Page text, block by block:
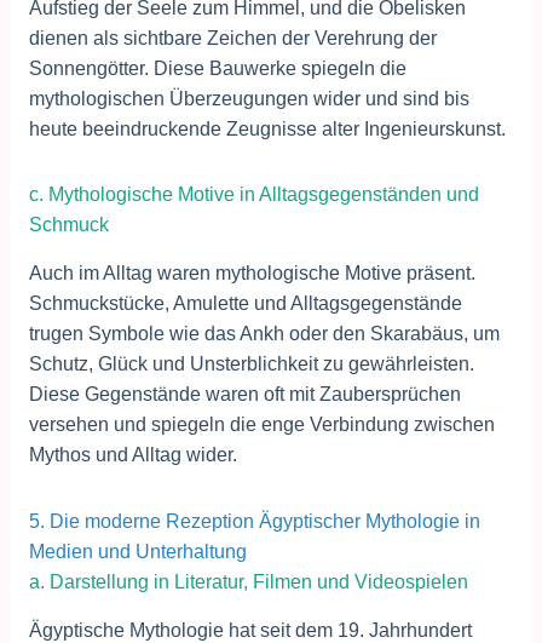
Aufstieg der Seele zum Himmel, und die Obelisken
dienen als sichtbare Zeichen der Verehrung der
Sonnengötter. Diese Bauwerke spiegeln die
mythologischen Überzeugungen wider und sind bis
heute beeindruckende Zeugnisse alter Ingenieurskunst.
c. Mythologische Motive in Alltagsgegenständen und
Schmuck
Auch im Alltag waren mythologische Motive präsent.
Schmuckstücke, Amulette und Alltagsgegenstände
trugen Symbole wie das Ankh oder den Skarabäus, um
Schutz, Glück und Unsterblichkeit zu gewährleisten.
Diese Gegenstände waren oft mit Zaubersprüchen
versehen und spiegeln die enge Verbindung zwischen
Mythos und Alltag wider.
5. Die moderne Rezeption Ägyptischer Mythologie in
Medien und Unterhaltung
a. Darstellung in Literatur, Filmen und Videospielen
Ägyptische Mythologie hat seit dem 19. Jahrhundert